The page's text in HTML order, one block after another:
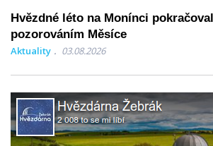
Hvězdné léto na Monínci
pozorováním Měsíce
Aktuality 03.08.2026